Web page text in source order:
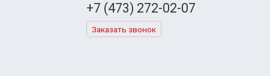
+7 (473) 272-02-07
Заказать звонок